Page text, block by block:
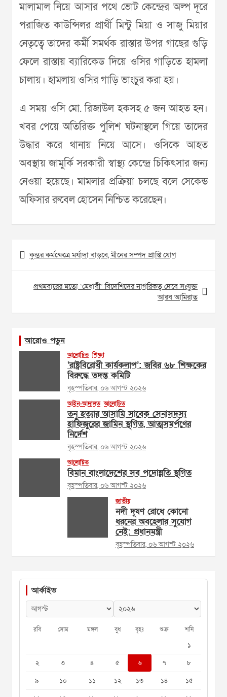
মালামাল নিয়ে আসার পথে ভোট কেন্দ্রের অল্প দূরে
পরাজিত কাউন্সিলর প্রার্থী মিন্টু মিয়া ও সাজু মিয়ার
নেতৃত্বে তাদের কর্মী সমর্থক রাস্তার উপর গাছের গুড়ি
ফেলে রাস্তায় ব্যারিকেড দিয়ে ওসির গাড়িতে হামলা
চালায়। হামলায় ওসির গাড়ি ভাংচুর করা হয়।
এ সময় ওসি মো. রিজাউল হকসহ ৫ জন আহত হন।
খবর পেয়ে অতিরিক্ত পুলিশ ঘটনাস্থলে গিয়ে তাদের
উদ্ধার করে থানায় নিয়ে আসে। ওসিকে আহত
অবস্থায় জামুর্কি সরকারী স্বাস্থ্য কেন্দ্রে চিকিৎসার জন্য
নেওয়া হয়েছে। মামলার প্রক্রিয়া চলছে বলে সেকেন্ড
অফিসার রুবেল হোসেন নিশ্চিত করেছেন।
Post
navigation
কুম্ভর কর্মক্ষেত্রে মর্যাদা বাড়বে, মীনের সম্পদ প্রাপ্তি যোগ
প্রথমবারের মতো ‘মেধাবী’ বিদেশিদের নাগরিকত্ব দেবে সংযুক্ত
আরব আমিরাত
আরোও পড়ুন
আলোচিত শিক্ষা
‘রাষ্ট্রবিরোধী কার্যকলাপ’: জবির ৬৮ শিক্ষকের
বিরুদ্ধে তদন্ত কমিটি
বৃহস্পতিবার, ০৬ আগস্ট ২০২৬
আইন-আদালত আলোচিত
তনু হত্যার আসামি সাবেক সেনাসদস্য
হাফিজুরের জামিন স্থগিত, আত্মসমর্পণের
নির্দেশ
বৃহস্পতিবার, ০৬ আগস্ট ২০২৬
আলোচিত
বিমান বাংলাদেশের সব পদোন্নতি স্থগিত
বৃহস্পতিবার, ০৬ আগস্ট ২০২৬
জাতীয়
নদী দূষণ রোধে কোনো
ধরনের অবহেলার সুযোগ
নেই: প্রধানমন্ত্রী
বৃহস্পতিবার, ০৬ আগস্ট ২০২৬
আর্কাইভ
রবি সোম মঙ্গল বুধ বৃহঃ শুক্র শনি
১
২
৩ ৪ ৫ ৬ ৭
৮
৯
১০ ১১ ১২ ১৩ ১৪
১৫